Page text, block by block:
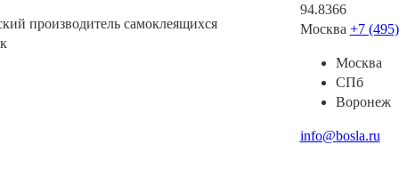
производитель самоклеящихся
94.8366
Москва +7
Москва
СПб
Воронеж
info@bosla.ru